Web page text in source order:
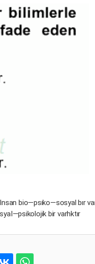
bio—psıko—sosyal bır
bir varhktır